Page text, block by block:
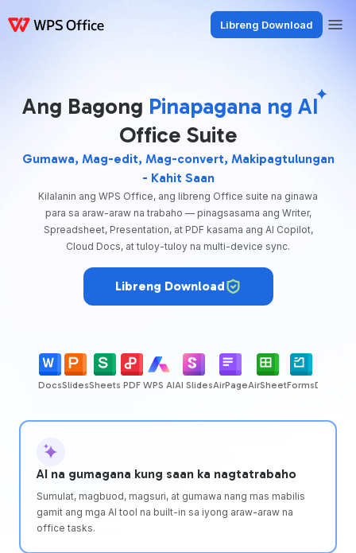
Libreng Download
Ang Bagong Pinapagana ng AI
Office Suite
Gumawa, Mag-edit, Mag-convert, Makipagtulungan
- Kahit Saan
Kilalanin ang WPS Office, ang libreng Office suite na ginawa
para sa araw-araw na trabaho — pinagsasama ang Writer,
Spreadsheet, Presentation, at PDF kasama ang AI Copilot,
Cloud Docs, at tuloy-tuloy na multi-device sync.
Libreng Download
DocsSlidesSheets PDF WPS AIAI SlidesAirPageAirSheetFormsDBSheet
AI na gumagana kung saan ka nagtatrabaho
Sumulat, magbuod, magsuri, at gumawa nang mas mabilis
gamit ang mga AI tool na built-in sa iyong araw-araw na
office tasks.